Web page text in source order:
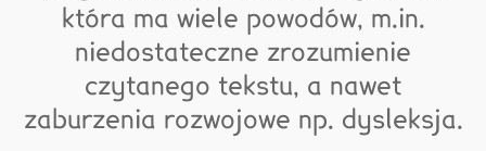
która ma wiele powodów, m.in.
niedostateczne zrozumienie
czytanego tekstu, a nawet
zaburzenia rozwojowe np. dysleksja.